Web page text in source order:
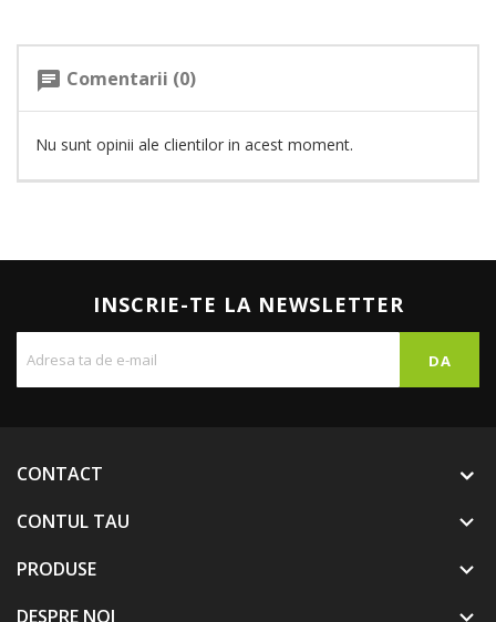
chat Comentarii (0)
Nu sunt opinii ale clientilor in acest moment.
INSCRIE-TE LA NEWSLETTER
CONTACT
CONTUL TAU

PRODUSE 
DESPRE NOI